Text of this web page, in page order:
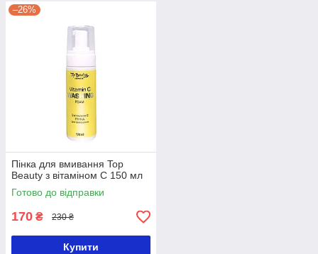
–26%
Пінка для вмивання Top
Beauty з вітаміном С 150 мл
Готово до відправки
170 ₴ 230 ₴
Купити